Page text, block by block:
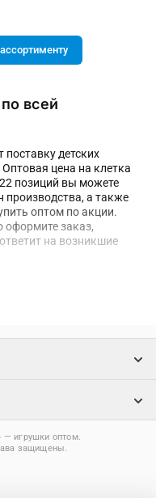
всей
детских
цена на клетка
позиций вы можете
производства, а также
оптом по акции.
оформите заказ,
на возникшие
― игрушки оптом.
защищены.